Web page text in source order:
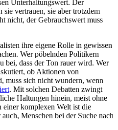
Unterhaltungswert. Der
vertrauen, sie aber trotzdem
nicht, der Gebrauchswert muss
ihre eigene Rolle in gewissen
Wer pöbelnden Politikern
bei, dass der Ton rauer wird. Wer
ob Aktionen von
muss sich nicht wundern, wenn
. Mit solchen Debatten zwingt
Haltungen hinein, meist ohne
einer komplexen Welt ist die
Menschen bei der Suche nach